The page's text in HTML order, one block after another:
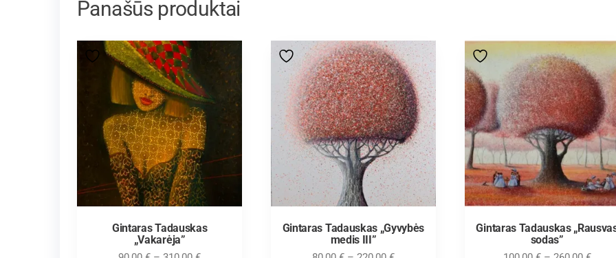
Panašūs produktai
Gintaras Tadauskas
„Vakarėja”
Gintaras Tadauskas „Gyvybės
medis III”
Gintaras Tadauskas
sodas”